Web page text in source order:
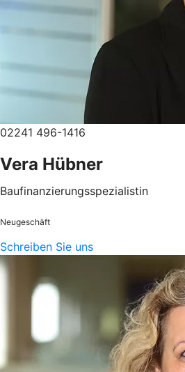
02241 496-1416
Vera Hübner
Baufinanzierungsspezialistin
Neugeschäft
Schreiben Sie uns